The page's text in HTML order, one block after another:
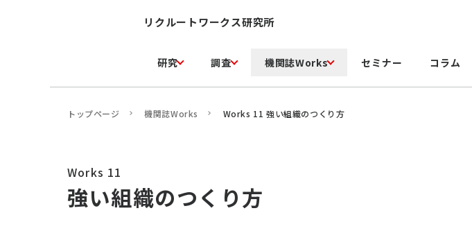
リクルートワークス研究所
研究 調査 機関誌Works セミナー コラム
トップページ 機関誌Works Works 11 強い組織のつくり方
Works 11
強い組織のつくり方